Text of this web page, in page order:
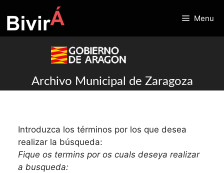
to
content
Menu
Archivo Municipal de Zaragoza
Introduzca los términos por los que desea
realizar la búsqueda:
Fique os termins por os cuals deseya realizar
a busqueda: